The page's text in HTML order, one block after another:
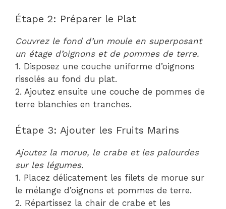
Étape 2: Préparer le Plat
Couvrez le fond d’un moule en superposant
un étage d’oignons et de pommes de terre.
1. Disposez une couche uniforme d’oignons
rissolés au fond du plat.
2. Ajoutez ensuite une couche de pommes de
terre blanchies en tranches.
Étape 3: Ajouter les Fruits Marins
Ajoutez la morue, le crabe et les palourdes
sur les légumes.
1. Placez délicatement les filets de morue sur
le mélange d’oignons et pommes de terre.
2. Répartissez la chair de crabe et les